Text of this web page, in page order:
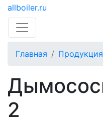
allboiler.ru
Главная Продукция
2